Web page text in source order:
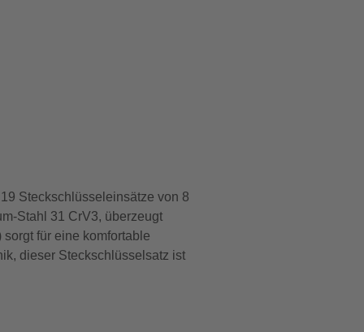
Steckschlüsseleinsätze von 8
Stahl 31 CrV3, überzeugt
für eine komfortable
dieser Steckschlüsselsatz ist